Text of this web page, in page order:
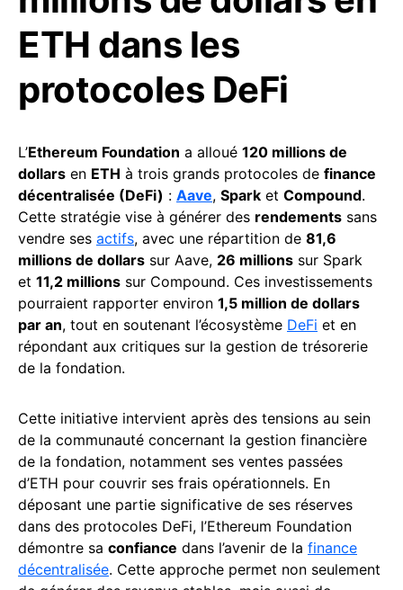
ETH dans les
protocoles DeFi
L’Ethereum Foundation a alloué 120 millions de
dollars en ETH à trois grands protocoles de finance
décentralisée (DeFi) : Aave, Spark et Compound.
Cette stratégie vise à générer des rendements sans
vendre ses actifs, avec une répartition de 81,6
millions de dollars sur Aave, 26 millions sur Spark
et 11,2 millions sur Compound. Ces investissements
pourraient rapporter environ 1,5 million de dollars
par an, tout en soutenant l’écosystème DeFi et en
répondant aux critiques sur la gestion de trésorerie
de la fondation.
Cette initiative intervient après des tensions au sein
de la communauté concernant la gestion financière
de la fondation, notamment ses ventes passées
d’ETH pour couvrir ses frais opérationnels. En
déposant une partie significative de ses réserves
dans des protocoles DeFi, l’Ethereum Foundation
démontre sa confiance dans l’avenir de la finance
décentralisée. Cette approche permet non seulement